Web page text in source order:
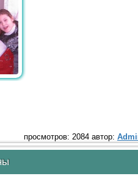
просмотров: 2084 автор: